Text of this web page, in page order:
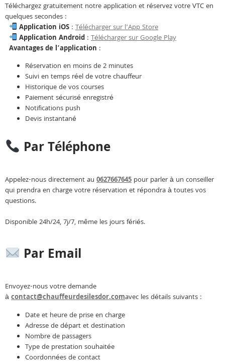
Téléchargez gratuitement notre application et réservez votre VTC en
quelques secondes :
Application iOS: Télécharger sur l’App Store
Application Android: Télécharger sur Google Play
Avantages de l’application :
Réservation en moins de 2 minutes
Suivi en temps réel de votre chauffeur
Historique de vos courses
Paiement sécurisé enregistré
Notifications push
Devis instantané
Par Téléphone
Appelez-nous directement au 0627667645 pour parler à un conseiller
qui prendra en charge votre réservation et répondra à toutes vos
questions.
Disponible 24h/24, 7j/7, même les jours fériés.
Par Email
Envoyez-nous votre demande
àcontact@chauffeurdesilesdor.comavec les détails suivants :
Date et heure de prise en charge
Adresse de départ et destination
Nombre de passagers
Type de prestation souhaitée
Coordonnées de contact